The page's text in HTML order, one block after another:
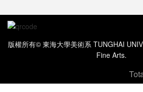
版權所有© 東海大學美術系 TUNGHAI
Fine Arts.